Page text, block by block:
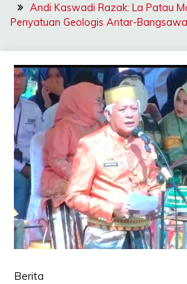
Andi Kaswadi Razak: La Patau
Penyatuan Geologis Antar-
Berita